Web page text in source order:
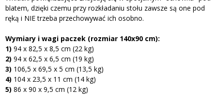
blatem, dzięki czemu przy rozkładaniu stołu zawsze są one pod
ręką i NIE trzeba przechowywać ich osobno.
Wymiary i wagi paczek (rozmiar 140x90 cm):
1) 94 x 82,5 x 8,5 cm (22 kg)
2) 94 x 62,5 x 6,5 cm (19 kg)
3) 106,5 x 69,5 x 5 cm (13,5 kg)
4) 104 x 23,5 x 11 cm (14 kg)
5) 86 x 90 x 9,5 cm (12 kg)